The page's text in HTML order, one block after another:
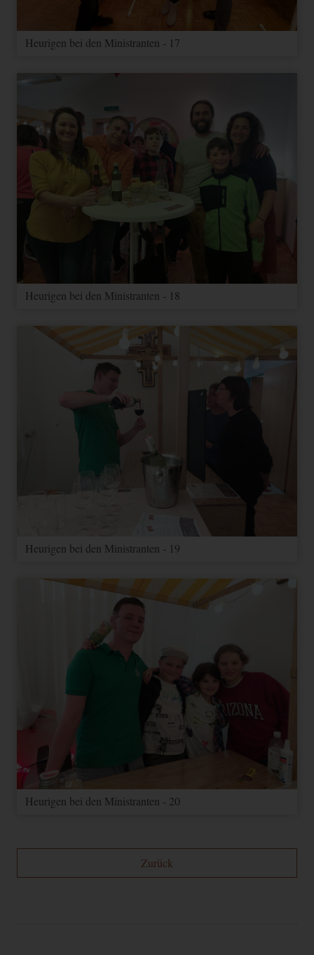
Heurigen bei den Ministranten - 17
Heurigen bei den Ministranten - 18
Heurigen bei den Ministranten - 19
Heurigen bei den Ministranten - 20
Zurück